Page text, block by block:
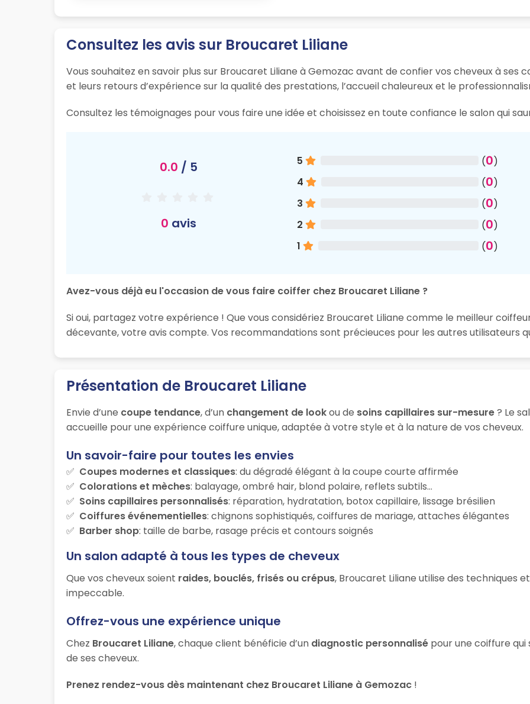
Consultez les avis sur Broucaret Liliane
Vous souhaitez en savoir plus sur Broucaret Liliane à Gemozac avant de confier vos cheveux à ses
et leurs retours d’expérience sur la qualité des prestations, l’accueil chaleureux et le
Consultez les témoignages pour vous faire une idée et choisissez en toute confiance le salon qui
0.0 / 5
0 avis
5 (0)
4
(0)
3
(0)
2
(0)
1
(0)
Avez-vous déjà eu l'occasion de vous faire coiffer chez Broucaret Liliane ?
Si oui, partagez votre expérience ! Que vous considériez Broucaret Liliane comme le meilleur
décevante, votre avis compte. Vos recommandations sont précieuces pour les autres utilisateurs
Présentation de Broucaret Liliane
Envie d’une coupe tendance, d’un changement de lookou de soins capillaires sur-mesure? Le
accueille pour une expérience coiffure unique, adaptée à votre style et à la nature de vos cheveux.
Un savoir-faire pour toutes les envies
Coupes modernes et classiques: du dégradé élégant à la coupe courte affirmée
Colorations et mèches: balayage, ombré hair, blond polaire, reflets subtils…
Soins capillaires personnalisés: réparation, hydratation, botox capillaire, lissage brésilien
Coiffures événementielles: chignons sophistiqués, coiffures de mariage, attaches élégantes
Barber shop: taille de barbe, rasage précis et contours soignés
Un salon adapté à tous les types de cheveux
Que vos cheveux soient raides, bouclés, frisés ou crépus, Broucaret Liliane utilise des techniques
impeccable.
Offrez-vous une expérience unique
Chez Broucaret Liliane, chaque client bénéficie d’un diagnostic personnalisé pour une coiffure
de ses cheveux.
Prenez rendez-vous dès maintenant chez Broucaret Liliane à Gemozac !